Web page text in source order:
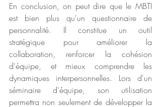
En conclusion, on peut dire que le MBTI
est bien plus qu'un questionnaire de
personnalité. Il constitue un outil
stratégique pour améliorer la
collaboration, renforcer la cohésion
d'équipe, et mieux comprendre les
dynamiques interpersonnelles. Lors d'un
séminaire d'équipe, son utilisation
permettra non seulement de développer la